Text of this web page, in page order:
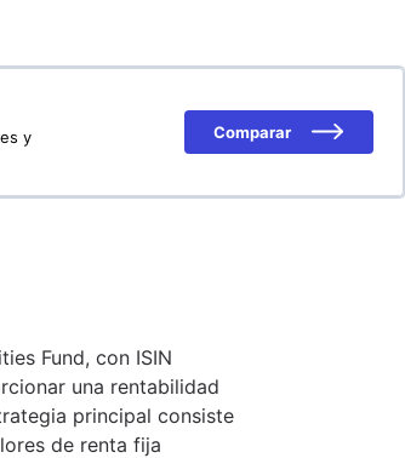
y
Comparar
Fund, con ISIN
una rentabilidad
principal consiste
de renta fija